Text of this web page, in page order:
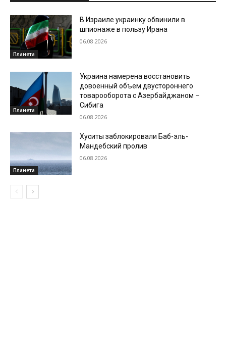
Планета
В Израиле украинку обвинили в
шпионаже в пользу Ирана
06.08.2026
Планета
Украина намерена восстановить
довоенный объем двустороннего
товарооборота с Азербайджаном –
Сибига
06.08.2026
Планета
Хуситы заблокировали Баб-эль-
Мандебский пролив
06.08.2026